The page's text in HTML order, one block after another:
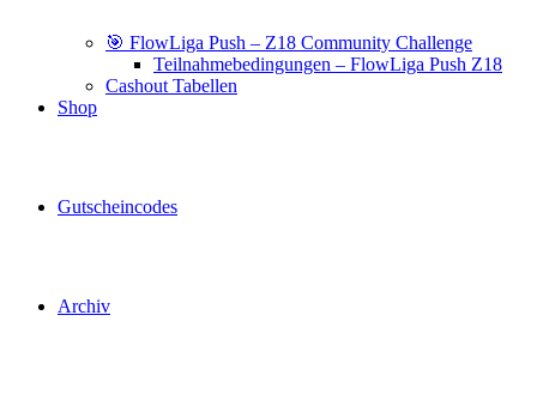
🎯 FlowLiga Push – Z18 Community Challenge
Teilnahmebedingungen – FlowLiga Push Z18
Cashout Tabellen
Shop
Gutscheincodes
Archiv